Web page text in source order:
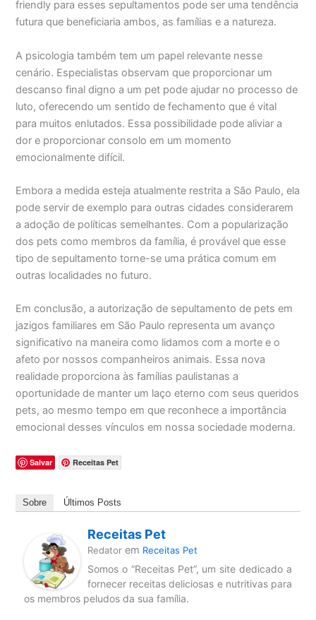
friendly para esses sepultamentos pode ser uma tendência
futura que beneficiaria ambos, as famílias e a natureza.
A psicologia também tem um papel relevante nesse
cenário. Especialistas observam que proporcionar um
descanso final digno a um pet pode ajudar no processo de
luto, oferecendo um sentido de fechamento que é vital
para muitos enlutados. Essa possibilidade pode aliviar a
dor e proporcionar consolo em um momento
emocionalmente difícil.
Embora a medida esteja atualmente restrita a São Paulo, ela
pode servir de exemplo para outras cidades considerarem
a adoção de políticas semelhantes. Com a popularização
dos pets como membros da família, é provável que esse
tipo de sepultamento torne-se uma prática comum em
outras localidades no futuro.
Em conclusão, a autorização de sepultamento de pets em
jazigos familiares em São Paulo representa um avanço
significativo na maneira como lidamos com a morte e o
afeto por nossos companheiros animais. Essa nova
realidade proporciona às famílias paulistanas a
oportunidade de manter um laço eterno com seus queridos
pets, ao mesmo tempo em que reconhece a importância
emocional desses vínculos em nossa sociedade moderna.
Salvar Receitas Pet
Sobre Últimos Posts
Receitas Pet
Redator em Receitas Pet
Somos o “Receitas Pet”, um site dedicado a
fornecer receitas deliciosas e nutritivas para
os membros peludos da sua família.